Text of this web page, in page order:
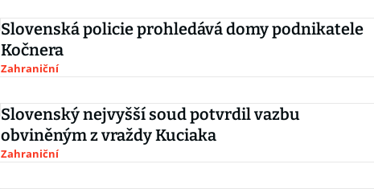
Slovenská policie prohledává domy podnikatele
Kočnera
Zahraniční
Slovenský nejvyšší soud potvrdil vazbu
obviněným z vraždy Kuciaka
Zahraniční